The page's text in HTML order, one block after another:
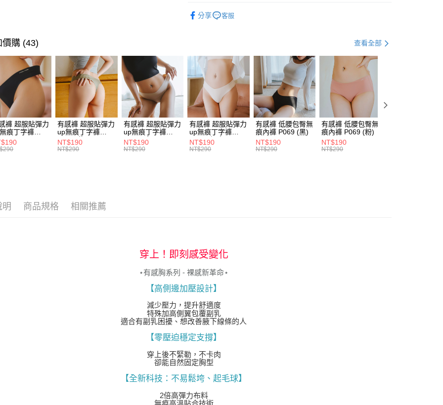
※ 請注意：結帳手續完成當下不需立刻繳費，但若您需要取消訂單，請聯
絡購買商品的店家。未經商家同意取消之訂單仍視為有效，需透過AFTEE
※ 交易是否成功請以「AFTEE先享後付 」之結帳頁面顯示為準，若有關於
是否繳費成功／繳費後需取消欲退款等相關疑問，請聯繫「AFTEE先享後
付客戶支援中心」https://netprotections.freshdesk.com/support/home
【注意事項】
１．透過由恩沛科技股份有限公司提供之「AFTEE先享後付」服務完成之
交易，需依本服務之必要範圍內提供個人資料，並將交易相關給付款項請
求債權轉讓予恩沛科技股份有限公司。
２．關於個人資料處理事宜，請瀏覽以下網址：
https://aftee.tw/terms/#terms3
３．未成年的使用者請事先徵得法定代理人或監護人之同意方可使用
「AFTEE先享後付」，若未經同意申辦者引起之損失，本公司不負相關責
任。
黑貓宅配
內衣 素面無痕
│有感胸系列│
❤️有感胸 | 1件520 up
熱銷推薦 全包款 | 副乳救星內衣
會員專屬優惠
分享 客服
價購 (43) 查看全部
褲 超服貼彈力
痕丁字褲
(黑)
有感褲 超服貼彈力
up無痕丁字褲
P248 (綠)
NT$190
NT$290
有感褲 超服貼彈力
up無痕丁字褲
P248 (杏)
NT$190
NT$290
有感褲 超服貼彈力
up無痕丁字褲
P248 (裸膚)
NT$190
NT$290
有感褲 低腰包臀無
痕內褲 P069 (黑)
NT$190
NT$290
有感褲 低腰包臀無
痕內褲 P069 (粉)
NT$190
NT$290
明 商品規格 相關推薦
穿上！即刻感受變化
⋆有感胸系列 - 裸感新革命⋆
【高側邊加壓設計】
減少壓力，提升舒適度
特殊加高側翼包覆副乳
適合有副乳困擾、想改善腋下線條的人
【零壓迫穩定支撐】
穿上後不緊勒，不卡肉
卻能自然固定胸型
【全新科技：不易鬆垮、起毛球】
2倍高彈力布料
無痕高溫貼合技術